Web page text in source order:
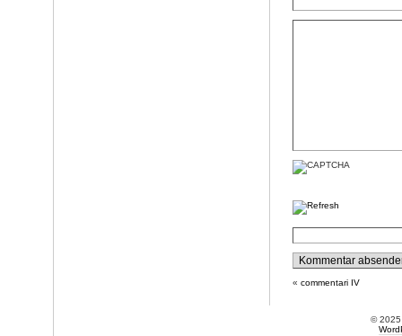
« commentari IV
©